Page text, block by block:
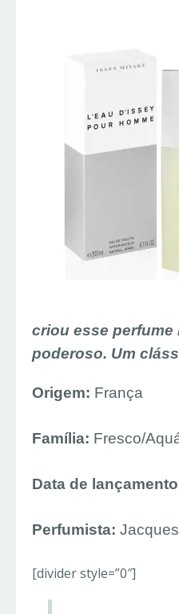
criou esse perfume
poderoso. Um
Origem: França
Família: Fresco/
Data de
Perfumista:
[divider style=”0″]